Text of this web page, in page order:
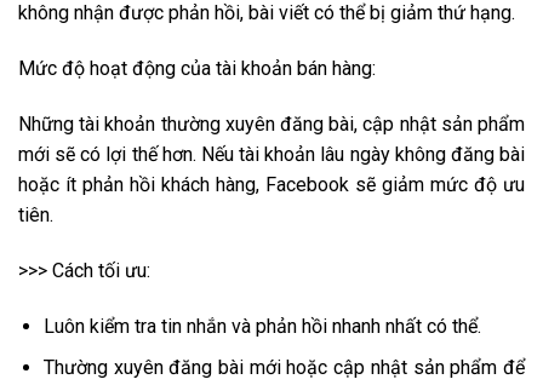
không nhận được phản hồi, bài viết có thể bị giảm thứ hạng.
Mức độ hoạt động của tài khoản bán hàng:
Những tài khoản thường xuyên đăng bài, cập nhật sản phẩm
mới sẽ có lợi thế hơn. Nếu tài khoản lâu ngày không đăng bài
hoặc ít phản hồi khách hàng, Facebook sẽ giảm mức độ ưu
tiên.
>>> Cách tối ưu:
Luôn kiểm tra tin nhắn và phản hồi nhanh nhất có thể.
Thường xuyên đăng bài mới hoặc cập nhật sản phẩm để